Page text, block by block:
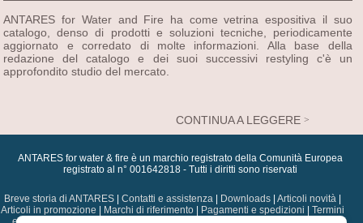
ANTARES for Water and Fire ha come vetrina espositiva il suo
catalogo, denso di prodotti e soluzioni tecniche, periodicamente
aggiornato e corredato di molte informazioni. Alla base della
redazione del catalogo e dei suoi successivi restyling c'è un
approfondito studio del mercato.
CONTINUA A LEGGERE
ANTARES for water & fire è un marchio registrato della Comunità Europea
registrato al n° 001642818 - Tutti i diritti sono riservati
Breve storia di ANTARES| Contatti e assistenza| Downloads| Articoli novità|
Articoli in promozione
Marchi di riferimento| Pagamenti e spedizioni
Termini